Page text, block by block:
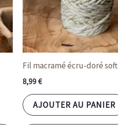
Fil macramé écru-doré soft
8,99€
AJOUTER AU PANIER